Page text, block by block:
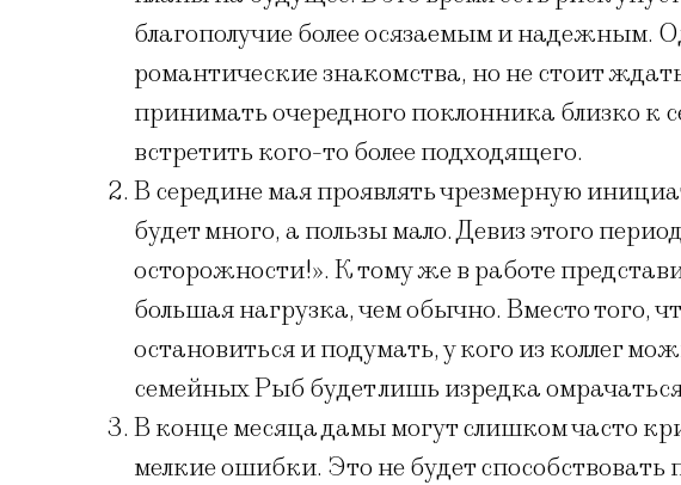
благополучие более осязаемым и
романтические знакомства, но не стоит
принимать очередного поклонника близко к
встретить кого-то более подходящего.
В середине мая проявлять чрезмерную
будет много, а пользы мало. Девиз этого
осторожности!». К тому же в работе
большая нагрузка, чем обычно. Вместо того,
остановиться и подумать, у кого из коллег
семейных Рыб будет лишь изредка
В конце месяца дамы могут слишком часто
мелкие ошибки. Это не будет способствовать